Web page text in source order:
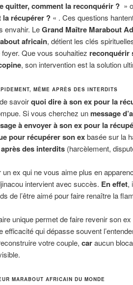
quitter, comment la reconquérir ? »
la récupérer ? « . Ces questions
envahir. LeGrand Maître Marabout
africain, détient les clés
foyer. Que vous souhaitiez reconquérir
, son intervention est la solution
MÊME APRÈS DES INTERDITS
savoirquoi dire à son ex pour la
Si vous cherchez un message
à envoyer à son ex pour la
pour récupérer son exbasée sur la
des interdits (harcèlement,
un ex qui ne vous aime plus en
intervient avec succès. En effet,
de l’être aimé pour faire renaître la
unique permet de faire revenir son
efficacité qui dépasse souvent
votre couple, caraucun
MARABOUT AFRICAIN DU MONDE